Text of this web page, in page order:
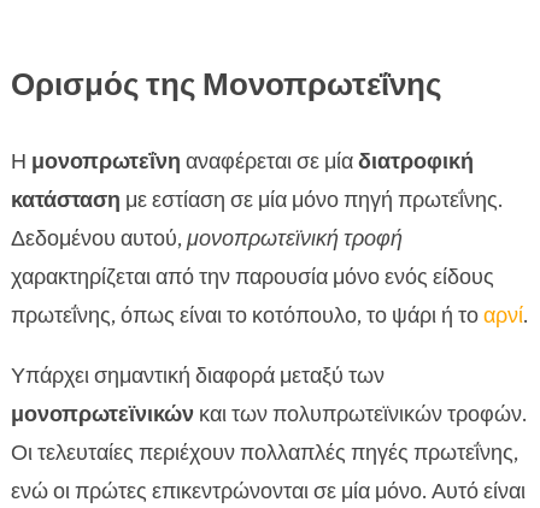
Ορισμός της Μονοπρωτεΐνης
Η μονοπρωτεΐνη αναφέρεται σε μίαδιατροφική
κατάσταση με εστίαση σε μία μόνο πηγή πρωτεΐνης.
Δεδομένου αυτού, μονοπρωτεϊνική τροφή
χαρακτηρίζεται από την παρουσία μόνο ενός είδους
πρωτεΐνης, όπως είναι το κοτόπουλο, το ψάρι ή τοαρνί.
Υπάρχει σημαντική διαφορά μεταξύ των
μονοπρωτεϊνικώνκαι των πολυπρωτεϊνικών τροφών.
Οι τελευταίες περιέχουν πολλαπλές πηγές πρωτεΐνης,
ενώ οι πρώτες επικεντρώνονται σε μία μόνο. Αυτό είναι